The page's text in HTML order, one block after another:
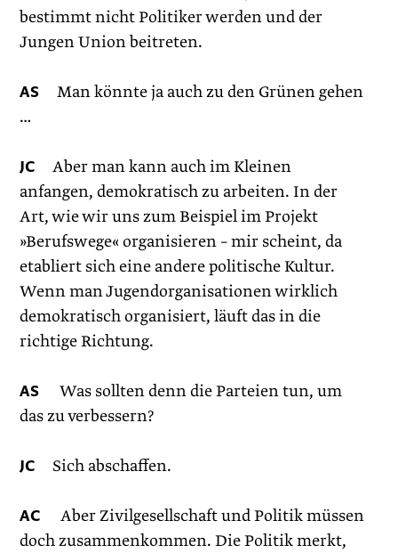
bestimmt nicht Politiker werden und der
Jungen Union beitreten.
AS Man könnte ja auch zu den Grünen gehen
…
JC Aber man kann auch im Kleinen
anfangen, demokratisch zu arbeiten. In der
Art, wie wir uns zum Beispiel im Projekt
»Berufswege« organisieren – mir scheint, da
etabliert sich eine andere politische Kultur.
Wenn man Jugendorganisationen wirklich
demokratisch organisiert, läuft das in die
richtige Richtung.
AS Was sollten denn die Parteien tun, um
das zu verbessern?
JC Sich abschaffen.
AC Aber Zivilgesellschaft und Politik müssen
doch zusammenkommen. Die Politik merkt,